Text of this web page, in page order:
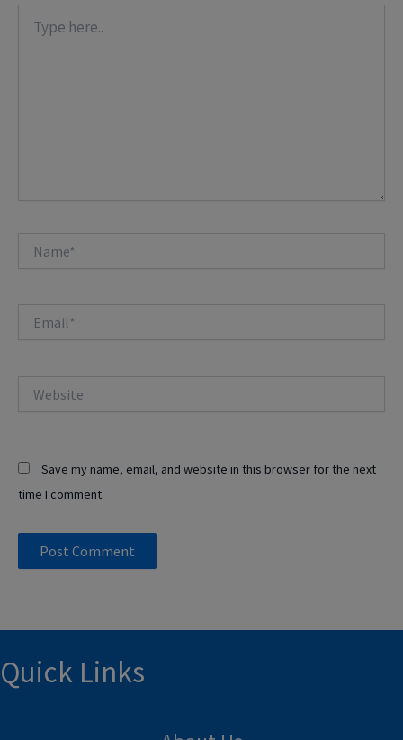
here..
Save my name, email, and website in this browser for the next
time I comment.
Quick Links